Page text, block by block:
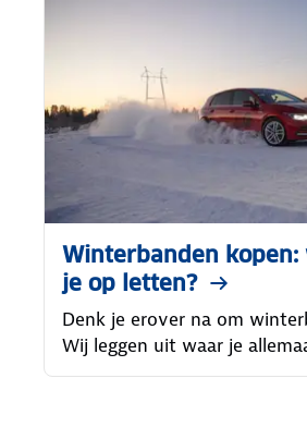
Winterbanden kopen:
je op letten?
Denk je erover na om
Wij leggen uit waar je